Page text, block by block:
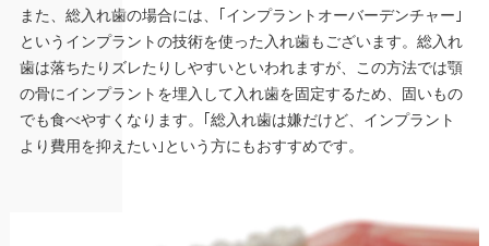
また、総入れ歯の場合には、｢インプラントオーバーデンチャー｣
というインプラントの技術を使った入れ歯もございます。総入れ
歯は落ちたりズレたりしやすいといわれますが、この方法では顎
の骨にインプラントを埋入して入れ歯を固定するため、固いもの
でも食べやすくなります。｢総入れ歯は嫌だけど、インプラント
より費用を抑えたい｣という方にもおすすめです。